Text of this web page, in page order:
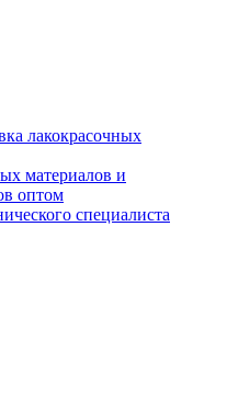
лакокрасочных
материалов и
оптом
специалиста